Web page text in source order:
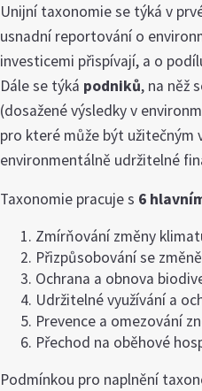
Unijní taxonomie se týká v
usnadní reportování o
investicemi přispívají, a o
Dále se týká podniků, na něž
(dosažené výsledky v
pro které může být
environmentálně udržitelné
Taxonomie pracuje s 6
Zmírňování změny
Přizpůsobování se
Ochrana a obnova
Udržitelné využívání a
Prevence a omezování
Přechod na oběhové
Podmínkou pro naplnění